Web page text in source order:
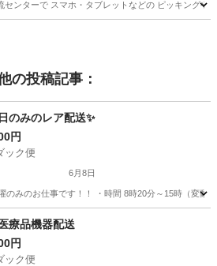
センターで スマホ・タブレットなどの ピッキング
の投稿記事：
のみのレア配送✨
円
ック便
6月8日
のみのお仕事です！！ ・時間 8時20分～15時（変
レア療品機器配送
円
ック便